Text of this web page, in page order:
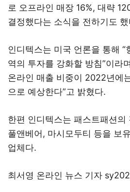
로 오프라인 매장 16%, 대략
결정했다는 소식을 전하기도
인디텍스는 미국 언론을 통해 “
역의 투자를 강화할 방침”이라
온라인 매출 비중이 2022년에
으로 예상한다”고 밝혔다.
한편 인디텍스는 패스트패션의
풀앤베어, 마시모두티 등을 보
업체다.
최서영 온라인 뉴스 기자